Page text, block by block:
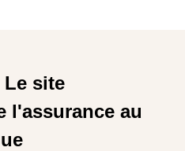
Le site
l'assurance au